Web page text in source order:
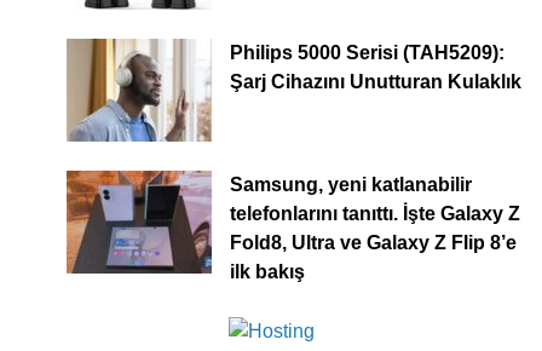
Philips 5000 Serisi (TAH5209):
Şarj Cihazını Unutturan Kulaklık
Samsung, yeni katlanabilir
telefonlarını tanıttı. İşte Galaxy Z
Fold8, Ultra ve Galaxy Z Flip 8’e
ilk bakış